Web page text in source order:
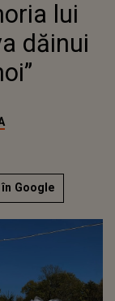
DĂINUI
NOI”
lui
dăinui
Google